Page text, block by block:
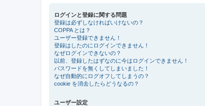
ログインと登録に関する問題
登録は必ずしなければいけないの？
COPPA とは？
ユーザー登録できません！
登録はしたのにログインできません！
なぜログインできないの？
以前、登録したはずなのに今はログインできません！
パスワードを無くしてしまいました！
なぜ自動的にログオフしてしまうの？
cookie を消去したらどうなるの？
ユーザー設定